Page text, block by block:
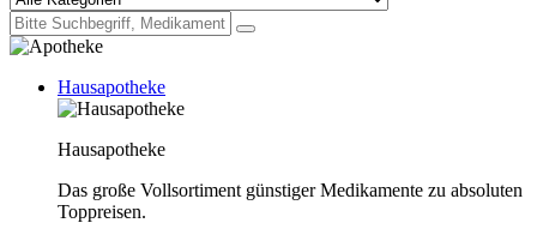
Hausapotheke
Hausapotheke
Das große Vollsortiment günstiger Medikamente zu absoluten
Toppreisen.